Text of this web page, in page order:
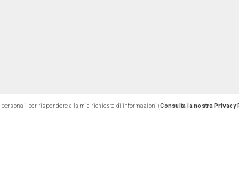
per rispondere alla mia richiesta di informazioni (Consulta la nostra Privacy